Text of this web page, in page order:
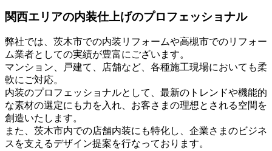
関西エリアの内装仕上げのプロフェッショナル
弊社では、茨木市での内装リフォームや高槻市でのリフォー
ム業者としての実績が豊富にございます。
マンション、戸建て、店舗など、各種施工現場においても柔
軟にご対応。
内装のプロフェッショナルとして、最新のトレンドや機能的
な素材の選定にも力を入れ、お客さまの理想とされる空間を
創造いたします。
また、茨木市内での店舗内装にも特化し、企業さまのビジネ
スを支えるデザイン提案を行なっております。